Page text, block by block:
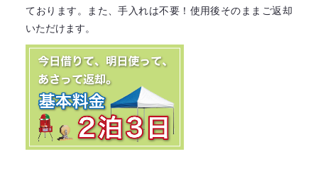
ております。
また、手入れは不要！ 使用後そのままご返却
いただけます。